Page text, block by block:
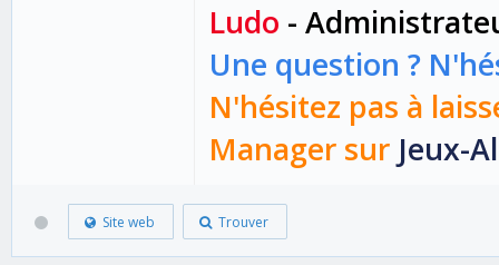
Ludo -
Une question ?
N'hésitez pas à
Manager sur Jeux-
Site web Trouver